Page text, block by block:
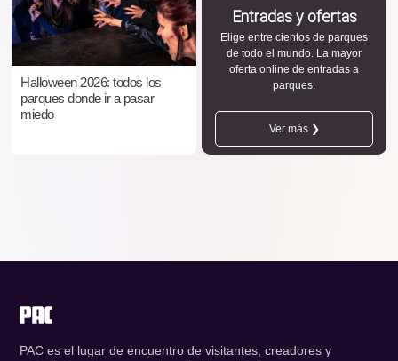
Halloween 2026: todos los
parques donde ir a pasar
miedo
Entradas y ofertas
Elige entre cientos de parques
de todo el mundo. La mayor
oferta online de entradas a
parques.
Ver más ❯
PAC es el lugar de encuentro de visitantes, creadores y